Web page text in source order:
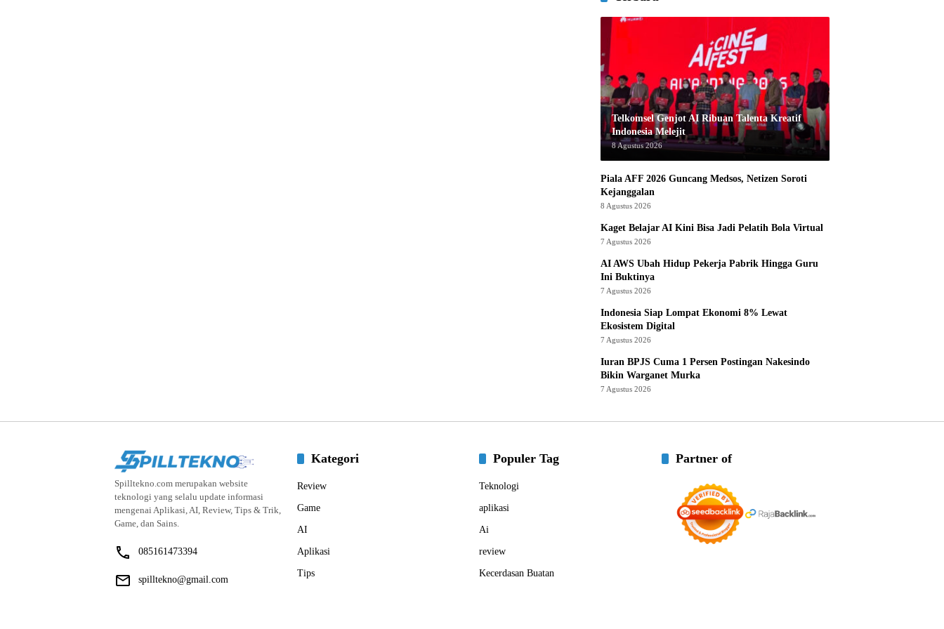
Telkomsel Genjot AI Ribuan Talenta Kreatif
Indonesia Melejit
8 Agustus 2026
Piala AFF 2026 Guncang Medsos, Netizen Soroti
Kejanggalan
8 Agustus 2026
Kaget Belajar AI Kini Bisa Jadi Pelatih Bola Virtual
7 Agustus 2026
AI AWS Ubah Hidup Pekerja Pabrik Hingga Guru
Ini Buktinya
7 Agustus 2026
Indonesia Siap Lompat Ekonomi 8% Lewat
Ekosistem Digital
7 Agustus 2026
Iuran BPJS Cuma 1 Persen Postingan Nakesindo
Bikin Warganet Murka
7 Agustus 2026
Spilltekno.com merupakan website
teknologi yang selalu update informasi
mengenai Aplikasi, AI, Review, Tips & Trik,
Game, dan Sains.
085161473394
spilltekno@gmail.com
Kategori
Review
Game
AI
Aplikasi
Tips
Populer Tag
Teknologi
aplikasi
Ai
review
Kecerdasan Buatan
Partner of